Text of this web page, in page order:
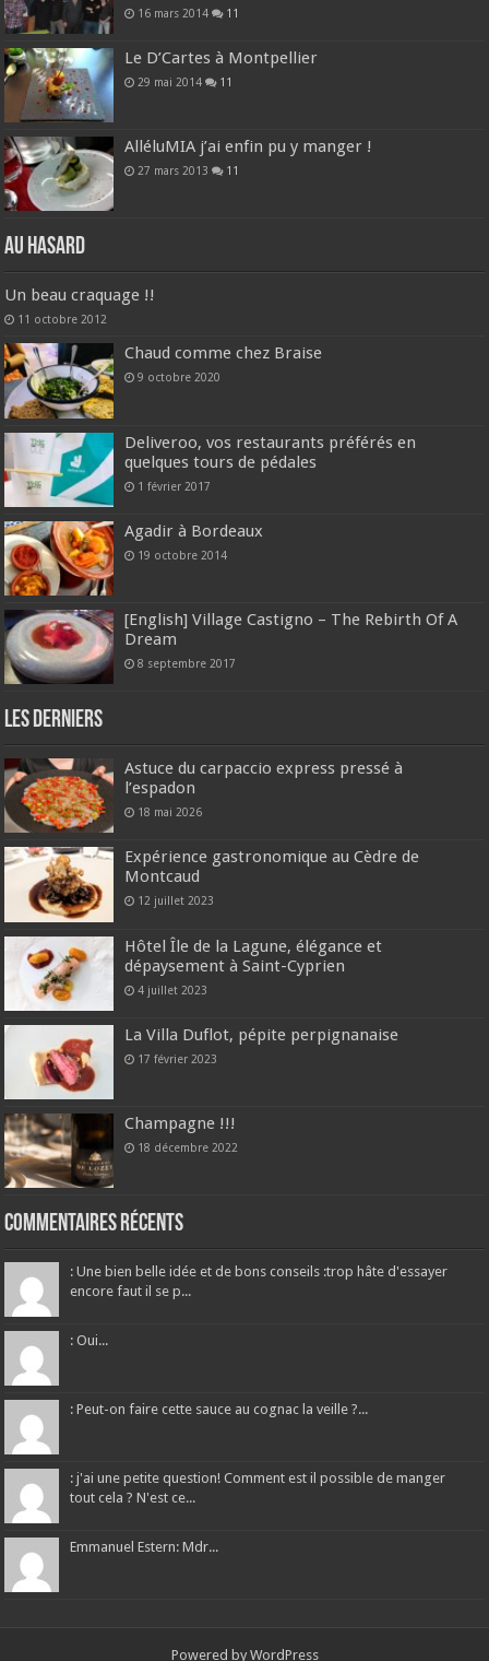
16 mars 2014 11
Le D’Cartes à Montpellier
29 mai 2014 11
AlléluMIA j’ai enfin pu y manger !
27 mars 2013 11
Au hasard
Un beau craquage !!
11 octobre 2012
Chaud comme chez Braise
9 octobre 2020
Deliveroo, vos restaurants préférés en
quelques tours de pédales
1 février 2017
Agadir à Bordeaux
19 octobre 2014
[English] Village Castigno – The Rebirth Of A
Dream
8 septembre 2017
Les derniers
Astuce du carpaccio express pressé à
l’espadon
18 mai 2026
Expérience gastronomique au Cèdre de
Montcaud
12 juillet 2023
Hôtel Île de la Lagune, élégance et
dépaysement à Saint-Cyprien
4 juillet 2023
La Villa Duflot, pépite perpignanaise
17 février 2023
Champagne !!!
18 décembre 2022
Commentaires récents
: Une bien belle idée et de bons conseils :trop hâte d'essayer
encore faut il se p...
: Oui...
: Peut-on faire cette sauce au cognac la veille ?...
: j'ai une petite question! Comment est il possible de manger
tout cela ? N'est ce...
Emmanuel Estern: Mdr...
Powered by WordPress